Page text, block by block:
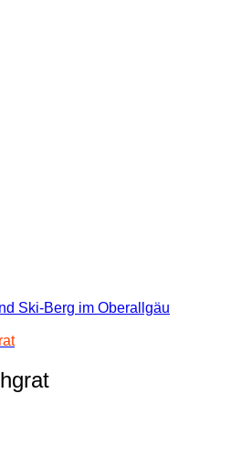
Ski-Berg im Oberallgäu